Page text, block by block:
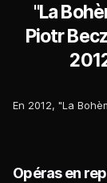
"La
Piotr
Opéras en